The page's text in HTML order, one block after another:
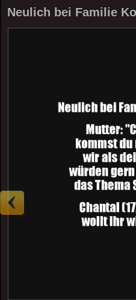
Neulich bei Familie